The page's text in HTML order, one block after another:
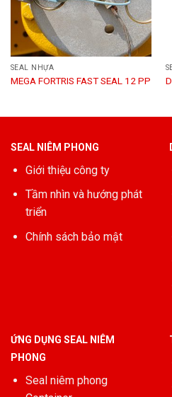
SEAL NHỰA
MEGA FORTRIS FAST SEAL 12 PP
SEAL NIÊM PHONG
Giới thiệu công ty
Tầm nhìn và hướng phát
triển
Chính sách bảo mật
ỨNG DỤNG SEAL NIÊM
PHONG
Seal niêm phong